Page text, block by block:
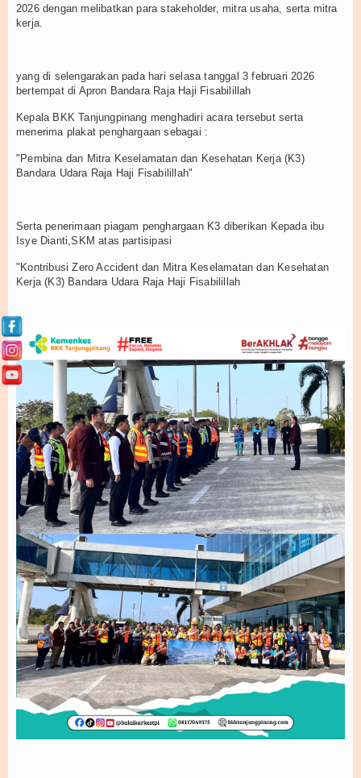
Wilayah Kerja Dabo Singkep
Wilayah Kerja Ranai
Layanan
Maklumat Pelayanan
Layanan Kekarantinaan Penumpang
Standar Pelayanan
SIMKESPEL
LAPOR!
KPK SIG 2.0
PPID
Profil PPID
INFO BERKALA
INFO SERTA MERTA
INFO YANG DIKECUALIKAN
PERMOHONAN INFORMASI
Inovasi
SI Rakit Jelita
2026 dengan melibatkan para stakeholder, mitra usaha, serta mitra
kerja.
yang di selengarakan pada hari selasa tanggal 3 februari 2026
bertempat di Apron Bandara Raja Haji Fisabilillah
Kepala BKK Tanjungpinang menghadiri acara tersebut serta
menerima plakat penghargaan sebagai :
"Pembina dan Mitra Keselamatan dan Kesehatan Kerja (K3)
Bandara Udara Raja Haji Fisabilillah"
Serta penerimaan piagam penghargaan K3 diberikan Kepada ibu
Isye Dianti,SKM atas partisipasi
"Kontribusi Zero Accident dan Mitra Keselamatan dan Kesehatan
Kerja (K3) Bandara Udara Raja Haji Fisabilillah